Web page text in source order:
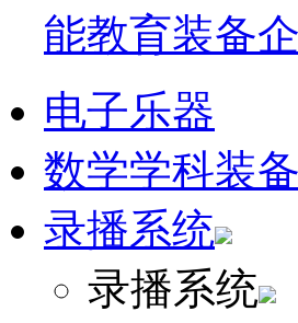
能教育装备企
电子乐器
数学学科装备
录播系统
录播系统